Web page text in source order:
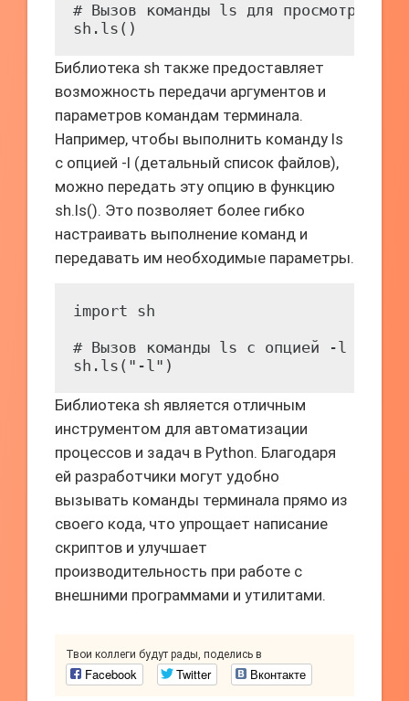
# Вызов команды ls для просмотра
sh.ls()
Библиотека sh также предоставляет
возможность передачи аргументов и
параметров командам терминала.
Например, чтобы выполнить команду ls
с опцией -l (детальный список файлов),
можно передать эту опцию в функцию
sh.ls(). Это позволяет более гибко
настраивать выполнение команд и
передавать им необходимые параметры.
import sh
# Вызов команды ls с опцией -l
sh.ls("-l")
Библиотека sh является отличным
инструментом для автоматизации
процессов и задач в Python. Благодаря
ей разработчики могут удобно
вызывать команды терминала прямо из
своего кода, что упрощает написание
скриптов и улучшает
производительность при работе с
внешними программами и утилитами.
Твои коллеги будут рады, поделись в
Facebook Twitter Вконтакте